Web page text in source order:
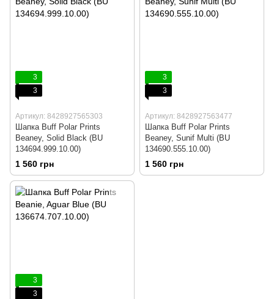
3
3
Артикул: 8428927565303
Шапка Buff Polar Prints
Beaney, Solid Black (BU
134694.999.10.00)
1 560 грн
3
3
Артикул: 8428927563477
Шапка Buff Polar Prints
Beaney, Sunif Multi (BU
134690.555.10.00)
1 560 грн
3
3